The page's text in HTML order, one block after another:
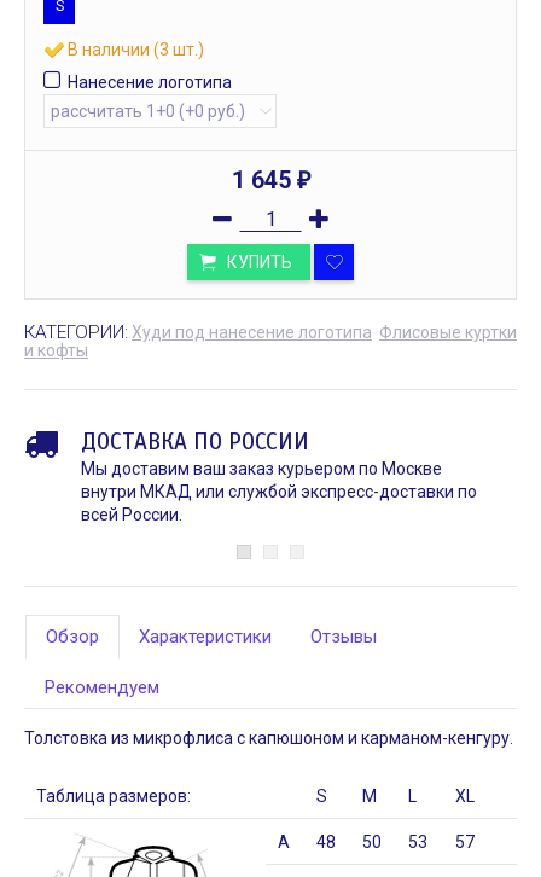
Набор Sketch Up,
серый
1 499₽
S
В наличии (3 шт.)
Нанесение логотипа
1 645 ₽
КУПИТЬ
КАТЕГОРИИ: Худи под нанесение логотипа Флисовые куртки
и кофты
ДОСТАВКА ПО РОССИИ
Мы доставим ваш заказ курьером по Москве
внутри МКАД или службой экспресс-доставки по
всей России.
Обзор Характеристики Отзывы
Рекомендуем
Толстовка из микрофлиса с капюшоном и карманом-кенгуру.
Таблица размеров: S M L XL
А 48 50 53 57